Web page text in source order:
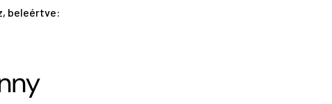
beleértve: